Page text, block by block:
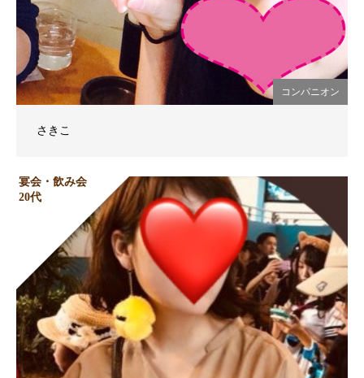
コンパニオン
さきこ
宴会・飲み会
20代